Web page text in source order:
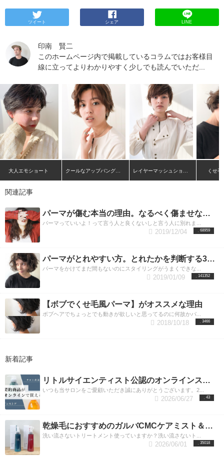
ツイート シェア LINE
印南 賢二
このホームページ内で掲載しているコラムではお客様目
線に立ってよりわかりやすく少しでも読んでいただ...
大人エモショート くせ
関連記事
パーマが傷む本当の理由。なるべく傷ませないかけ方と正しい知識でパーマのイメージが変わる！
パーマっていいよ！って言う人と良くないしと言う人に別れま...
68959
2019/12/04
パーマがとれやすい方。とれたかを判断する3つの方法。簡単な見分け方。
パーマをかけてまだ間もないのにスタイリングがうまくできな...
141352
2019/01/09
【ボブでくせ毛風パーマ】がオススメな理由
ボブヘアでちょっとでも動きが欲しいと思ってるのに何故かパ...
3466
2018/10/18
新着記事
リトルサイエンティスト公認のオンラインストアに認定されました
いつも当サロンをご愛顧いただき誠にありがとうございます。2...
43
2026/06/27
乾燥毛におすすめのガルバCMCケアミスト＆ガルバCMCケアエマルジョンとは？洗い流さないトリートメントで髪質改善
洗い流さないトリートメント使っていますか？洗い流さないト...
35018
2026/06/01